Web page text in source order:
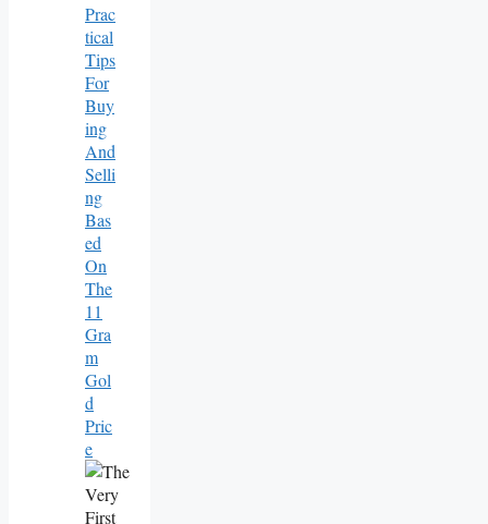
Prac
Tical
Tips
For
Buy
Ing
And
Selli
Ng
Bas
Ed
On
The
11
Gra
M
Gol
D
Pric
E